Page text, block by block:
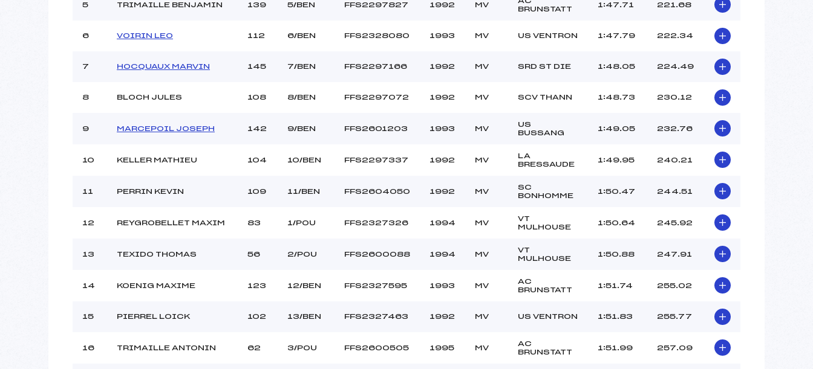
-4
Pénalité appliquée :
200.4100
5 TRIMAILLE BENJAMIN 139 5/BEN FFS2297827 1992 MV
BRUNSTATT
1:47.71 221.68
6 VOIRIN LEO 112 6/BEN FFS2328080 1993 MV US VENTRON 1:47.79 222.34
7 HOCQUAUX MARVIN 145 7/BEN FFS2297166 1992 MV SRD ST DIE 1:48.05 224.49
8 BLOCH JULES 108 8/BEN FFS2297072 1992 MV SCV THANN 1:48.73 230.12
9 MARCEPOIL JOSEPH 142 9/BEN FFS2601203 1993 MV
US
BUSSANG
1:49.05 232.76
10 KELLER MATHIEU 104 10/BEN FFS2297337 1992 MV
LA
BRESSAUDE
1:49.95 240.21
11 PERRIN KEVIN 109 11/BEN FFS2604050 1992 MV
SC
BONHOMME
1:50.47 244.51
12 REYGROBELLET MAXIM 83 1/POU FFS2327326 1994 MV
VT
MULHOUSE
1:50.64 245.92
13 TEXIDO THOMAS 56 2/POU FFS2600088 1994 MV
VT
MULHOUSE
1:50.88 247.91
14 KOENIG MAXIME 123 12/BEN FFS2327595 1993 MV
AC
BRUNSTATT
1:51.74 255.02
15 PIERREL LOICK 102 13/BEN FFS2327463 1992 MV US VENTRON 1:51.83 255.77
16 TRIMAILLE ANTONIN 62 3/POU FFS2600505 1995 MV
AC
BRUNSTATT
1:51.99 257.09